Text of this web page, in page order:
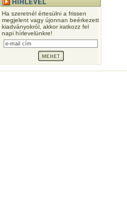
Ha szeretnél értesülni a frissen
megjelent vagy újonnan beérkezett
kiadványokról, akkor iratkozz fel
napi hírlevelünkre!